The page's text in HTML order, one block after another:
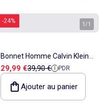
-24% 1 /1
Bonnet Homme Calvin Klein
Jeans
Prix de vente
29,99 €Prix de référence
39,90 € PDR
Ajouter au panier